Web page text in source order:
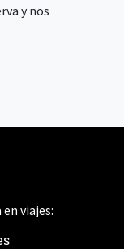
y nos
viajes: